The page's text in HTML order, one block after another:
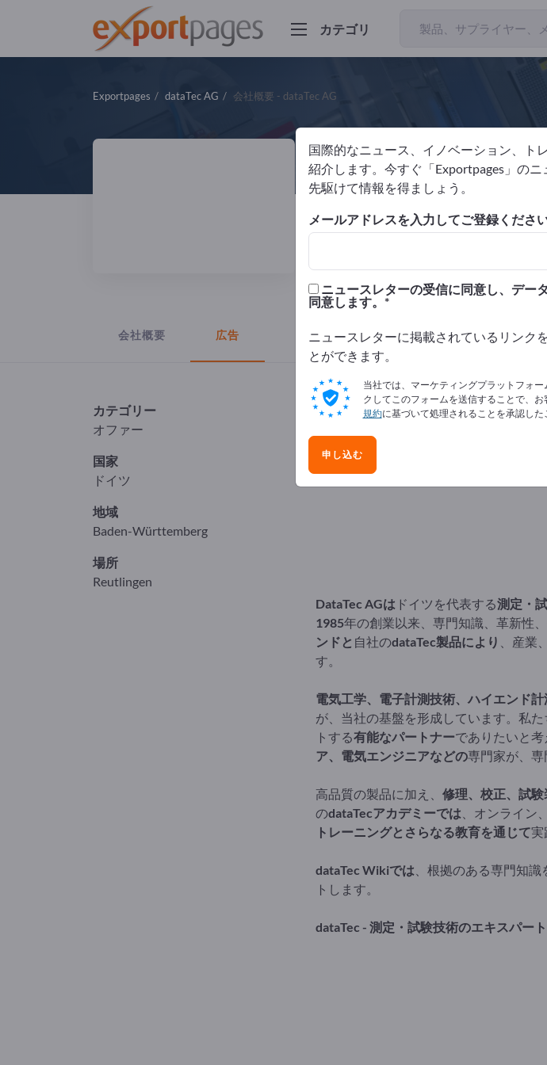
カテゴリ
Exportpages dataTec AG 会社概要 - dataTec AG
dataTec AG
サプライヤー ドイツ プロバ
会社概要 広告
03.07.2025 15:05
会社概要 -
DataTec AGは ドイツを代表する測定・
1985年の創業以来、専門知識、革新性
ンドと 自社のdataTec製品により
、産業
す。
電気工学、電子計測技術、ハイエンド
が、当社の基盤を形成しています。私
トする有能なパートナーでありたいと考
ア、電気エンジニアなどの専門家が、専
高品質の製品に加え、 修理、校正、試
のdataTecアカデミーでは 、オンライ
トレーニングとさらなる教育を通じて実
dataTec Wikiでは 、根拠のある専門知
トします。
dataTec - 測定・試験技術のエキスパート
カテゴリー
オファー
国家
ドイツ
地域
Baden-Württemberg
場所
Reutlingen
国際的なニュース、イノベーション、ト
紹介します。今すぐ「Exportpages」の
先駆けて情報を得ましょう。
メールアドレスを入力してご登録ください
ニュースレターの受信に同意し、デー
同意します。
ニュースレターに掲載されているリンク
とができます。
当社では、マーケティングプラットフォ
クしてこのフォームを送信することで、
規約に基づいて処理されることを承認した
申し込む